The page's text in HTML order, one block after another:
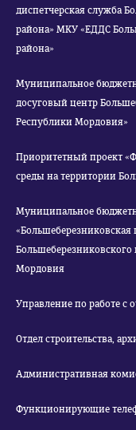
диспетчерская служба
района» МКУ «ЕДДС
района»
Муниципальное бюджетное учреждение культуры
досуговый центр
Республики Мордовия»
Приоритетный проект
среды на территории
Муниципальное
«Большеберезниковская
Мордовия
Управление по работе
Отдел строительства,
Административная
Функционирующие